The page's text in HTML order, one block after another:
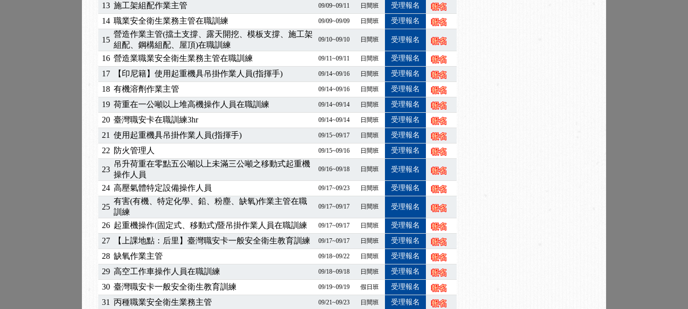
2025/11/10【中心公告】因應颱風來襲，若遇停班停課消息 補課及測驗時間將另行通知
2025/10/30【進修課程】2026年，課程意見蒐集~
2025/08/20【進修課程】SDS格式百百種？專業講師帶您判斷正確性！
2025/08/12【中心公告】因應颱風來襲，若遇停班停課消息 補課及測驗時間將另行通知
2025/07/06【中心公告】颱風假114/07/07停班停課
2025/06/06【進修課程】～～前導課程看這邊推出囉～～
2025/05/29【進修課程】前導課程推出公告！
2025/04/28 【進修課程】要怎麼進修自我？課程百百種選擇好困難！快來祐昕學院官網看看吧！
2025/01/21「高壓氣體製造安全主任」、「隧道等襯砌作業主管」及「潛水作業主管」安全衛生教育訓練之結
訓測驗
2025/01/15【線上課程】碳中和核心職能系列課程資訊
2026/07/15【免費研習】115年製造業危害預防職場安衛法令研討會
2026/07/08【中心公告】因應颱風來襲，若遇停班停課消息 補課及測驗時間將另行通知
2026/05/06【產業人才投資】06/03-06/08堆高機課程，政府出錢補助學費，請您上課，開始囉~~
2026/04/24
2025/11/11【中心公告】颱風假11/12停班停課
2025/11/10【中心公告】因應颱風來襲，若遇停班停課消息 補課及測驗時間將另行通知
2025/10/30
2025/08/20 【進修課程】SDS格式百百種？專業講師帶您判斷正確性！
2025/08/12【中心公告】因應颱風來襲，若遇停班停課消息 補課及測驗時間將另行通知
2025/07/06【中心公告】颱風假114/07/07停班停課
2025/06/06【進修課程】～～前導課程看這邊推出囉～～
2025/05/29【進修課程】前導課程推出公告！
2025/04/28【進修課程】要怎麼進修自我？課程百百種選擇好困難！快來祐昕學院官網看看吧！
2025/01/21「高壓氣體製造安全主任」、「隧道等襯砌作業主管」及「潛水作業主管」安全衛生教育訓練之結
13 施工架組配作業主管 09/09~09/11 日間班 受理報名
14 職業安全衛生業務主管在職訓練 09/09~09/09 日間班 受理報名
15
營造作業主管(擋土支撐、露天開挖、模板支撐、施工架
組配、鋼構組配、屋頂)在職訓練
09/10~09/10 日間班 受理報名
16 營造業職業安全衛生業務主管在職訓練 09/11~09/11 日間班 受理報名
17 【印尼籍】使用起重機具吊掛作業人員(指揮手) 09/14~09/16 日間班 受理報名
18 有機溶劑作業主管 09/14~09/16 日間班 受理報名
19 荷重在一公噸以上堆高機操作人員在職訓練 09/14~09/14 日間班 受理報名
20 臺灣職安卡在職訓練3hr 09/14~09/14 日間班 受理報名
21 使用起重機具吊掛作業人員(指揮手) 09/15~09/17 日間班 受理報名
22 防火管理人 09/15~09/16 日間班 受理報名
23
吊升荷重在零點五公噸以上未滿三公噸之移動式起重機
操作人員
09/16~09/18 日間班 受理報名
24 高壓氣體特定設備操作人員 09/17~09/23 日間班 受理報名
25
有害(有機、特定化學、鉛、粉塵、缺氧)作業主管在職
訓練
09/17~09/17 日間班 受理報名
26 起重機操作(固定式、移動式)暨吊掛作業人員在職訓練 09/17~09/17 日間班 受理報名
27 【上課地點：后里】臺灣職安卡一般安全衛生教育訓練 09/17~09/17 日間班 受理報名
28 缺氧作業主管 09/18~09/22 日間班 受理報名
29 高空工作車操作人員在職訓練 09/18~09/18 日間班 受理報名
30 臺灣職安卡一般安全衛生教育訓練 09/19~09/19 假日班 受理報名
31 丙種職業安全衛生業務主管 09/21~09/23 日間班 受理報名